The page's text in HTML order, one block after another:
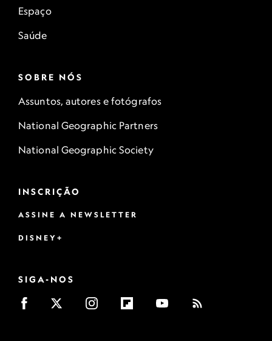
Espaço
Saúde
SOBRE NÓS
Assuntos, autores e fotógrafos
National Geographic Partners
National Geographic Society
INSCRIÇÃO
ASSINE A NEWSLETTER
DISNEY+
SIGA-NOS